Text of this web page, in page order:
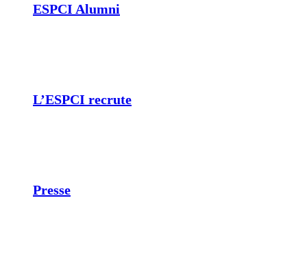
ESPCI Alumni
L’ESPCI recrute
Presse